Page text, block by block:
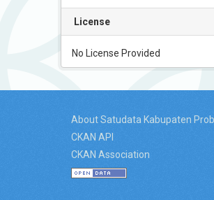
License
No License Provided
About Satudata Kabupaten
CKAN API
CKAN Association